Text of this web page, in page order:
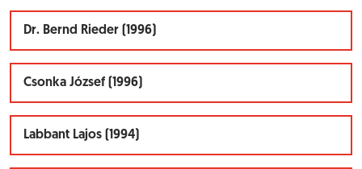
Dr. Bernd Rieder (1996)
Csonka József (1996)
Labbant Lajos (1994)